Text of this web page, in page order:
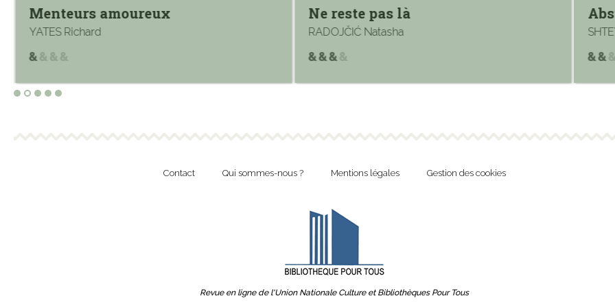
Menteurs amoureux
YATES Richard
Ne reste pas là
RADOJČIĆ Natasha
Contact Qui sommes-nous ? Mentions légales Gestion des cookies
Revue en ligne de l'Union Nationale Culture et Bibliothèques Pour Tous